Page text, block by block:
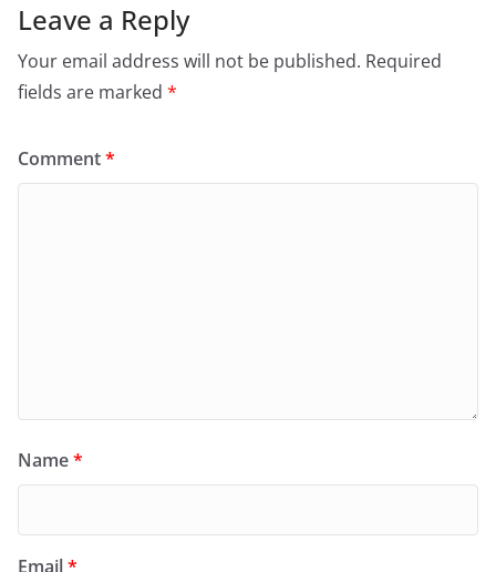
Leave a Reply
Your email address will not be published. Required
fields are marked *
Comment*
Name*
Email*